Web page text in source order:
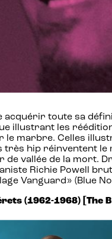
acquérir toute sa
illustrant les
le marbre. Celles
très hip réinventent le
de vallée de la mort.
Richie Powell
Vanguard» (Blue
(1962-1968) [The